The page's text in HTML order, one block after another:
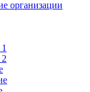
организации